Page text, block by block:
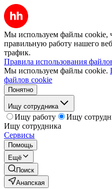
Мы используем файлы cookie,
правильную работу нашего
трафик.
Правила использования
Мы используем файлы cookie.
файлов cookie
Понятно
Ищу сотрудника
Ищу работу
Ищу
Ищу сотрудника
Сервисы
Помощь
Ещё
Поиск
Анапская